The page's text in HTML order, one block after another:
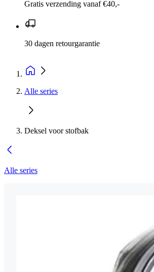
Gratis verzending vanaf €40,-
30 dagen retourgarantie
Alle series
Deksel voor stofbak
Alle series